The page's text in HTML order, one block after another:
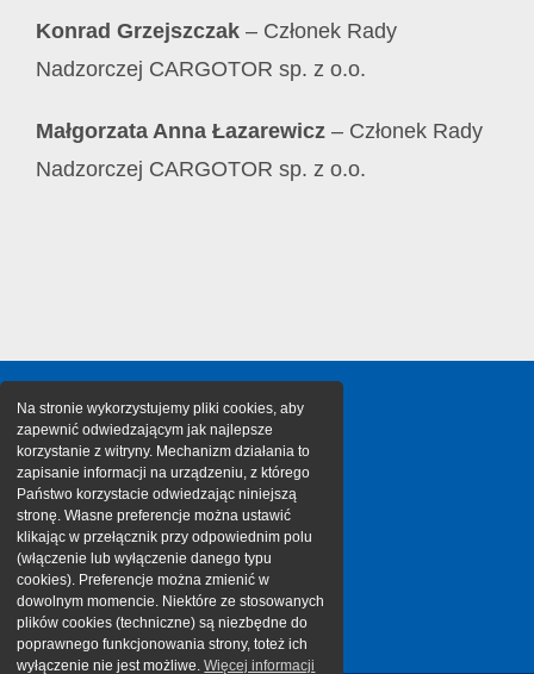
Konrad Grzejszczak– Członek Rady
Nadzorczej CARGOTOR sp. z o.o.
Małgorzata Anna Łazarewicz– Członek Rady
Nadzorczej CARGOTOR sp. z o.o.
Na stronie wykorzystujemy pliki cookies, aby
zapewnić odwiedzającym jak najlepsze
korzystanie z witryny. Mechanizm działania to
zapisanie informacji na urządzeniu, z którego
Państwo korzystacie odwiedzając niniejszą
stronę. Własne preferencje można ustawić
klikając w przełącznik przy odpowiednim polu
(włączenie lub wyłączenie danego typu
cookies). Preferencje można zmienić w
dowolnym momencie. Niektóre ze stosowanych
plików cookies (techniczne) są niezbędne do
poprawnego funkcjonowania strony, toteż ich
wyłączenie nie jest możliwe.Więcej informacji